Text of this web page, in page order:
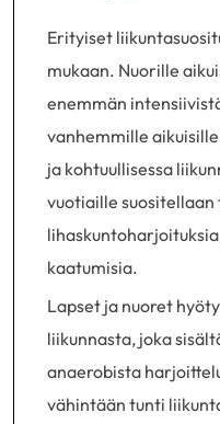
Erityiset
mukaan. Nuorille
enemmän
vanhemmille
ja kohtuullisessa
vuotiaille suositellaan
kaatumisia.
Lapset ja nuoret
liikunnasta, joka
anaerobista
vähintään tunti